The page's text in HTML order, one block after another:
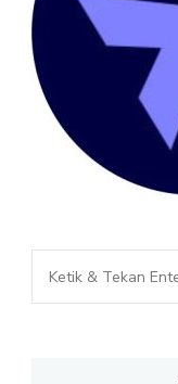
Mencari
Sesuatu?